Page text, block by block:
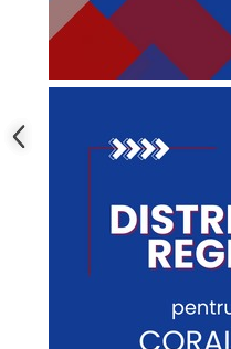
Trepte și grătare zincate